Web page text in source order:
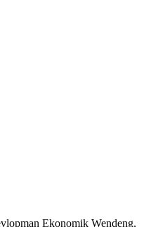
Ekonomik Wendeng,